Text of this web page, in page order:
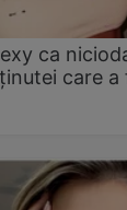
ca
care